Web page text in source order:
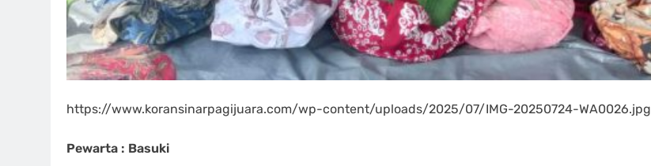
https://www.koransinarpagijuara.com/wp-content/uploads/2025/07/IMG-20250724-WA0026.jpg
Pewarta : Basuki